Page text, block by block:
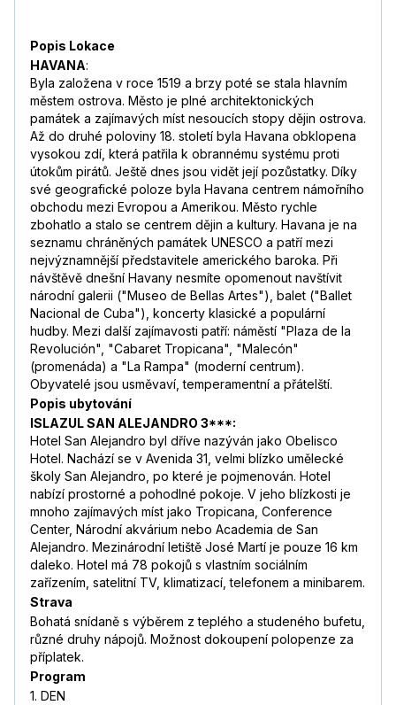
Popis Lokace
HAVANA:
Byla založena v roce 1519 a brzy poté se stala hlavním
městem ostrova. Město je plné architektonických
památek a zajímavých míst nesoucích stopy dějin ostrova.
Až do druhé poloviny 18. století byla Havana obklopena
vysokou zdí, která patřila k obrannému systému proti
útokům pirátů. Ještě dnes jsou vidět její pozůstatky. Díky
své geografické poloze byla Havana centrem námořního
obchodu mezi Evropou a Amerikou. Město rychle
zbohatlo a stalo se centrem dějin a kultury. Havana je na
seznamu chráněných památek UNESCO a patří mezi
nejvýznamnější představitele amerického baroka. Při
návštěvě dnešní Havany nesmíte opomenout navštívit
národní galerii ("Museo de Bellas Artes"), balet ("Ballet
Nacional de Cuba"), koncerty klasické a populární
hudby. Mezi další zajímavosti patří: náměstí "Plaza de la
Revolución", "Cabaret Tropicana", "Malecón"
(promenáda) a "La Rampa" (moderní centrum).
Obyvatelé jsou usměvaví, temperamentní a přátelští.
Popis ubytování
ISLAZUL SAN ALEJANDRO 3***:
Hotel San Alejandro byl dříve nazýván jako Obelisco
Hotel. Nachází se v Avenida 31, velmi blízko umělecké
školy San Alejandro, po které je pojmenován. Hotel
nabízí prostorné a pohodlné pokoje. V jeho blízkosti je
mnoho zajímavých míst jako Tropicana, Conference
Center, Národní akvárium nebo Academia de San
Alejandro. Mezinárodní letiště José Martí je pouze 16 km
daleko. Hotel má 78 pokojů s vlastním sociálním
zařízením, satelitní TV, klimatizací, telefonem a minibarem.
Strava
Bohatá snídaně s výběrem z teplého a studeného bufetu,
různé druhy nápojů. Možnost dokoupení polopenze za
příplatek.
Program
1. DEN